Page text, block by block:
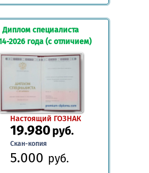
Диплом специалиста
2026 года (с отличием)
Настоящий ГОЗНАК
19.980руб.
Скан-копия
5.000 руб.